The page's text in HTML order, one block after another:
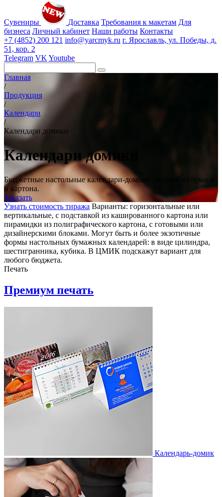
Сувениры Доставка Требования к макетам Для
бизнеса Личный кабинет Наши работы Контакты
+7 (4852) 200 121 info@yarcmyk.ru г. Ярославль, ул. Победы, д.
51, кор. 2
Telegram VK Youtube
Главная
/
Продукция
/
Календари
/
Календари домики
Календари домики
Бюджетные настольные календари-домики делают из бумаги
и картона.
Заказать
Узнать стоимость тиража Варианты: горизонтальные или
вертикальные, с подставкой из кашированного картона или
пирамидки из полиграфического картона, с готовыми или
дизайнерскими блоками. Могут быть и более экзотичные
формы настольных бумажных календарей: в виде цилиндра,
шестигранника, кубика. В ЦМИК подскажут вариант для
любого бюджета.
Печать
Премиум печать
Календарь-домик